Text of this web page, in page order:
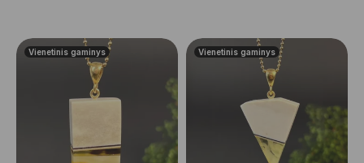
Vienetinis gaminys Vienetinis gaminys